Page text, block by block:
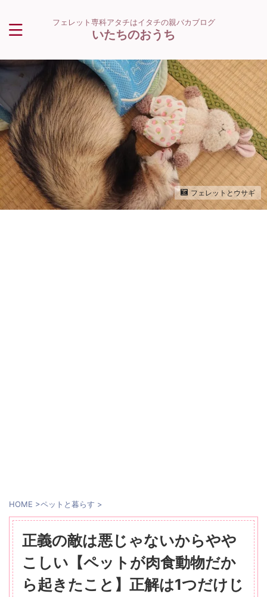
フェレット専科アタチはイタチの親バカブログ
いたちのおうち
フェレットとウサギ
HOME >ペットと暮らす >
正義の敵は悪じゃないからやや
こしい【ペットが肉食動物だか
ら起きたこと】正解は1つだけじ